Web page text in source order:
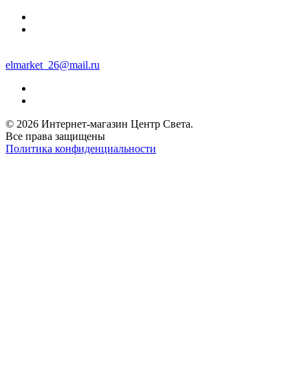
elmarket_26@mail.ru
© 2026 Интернет-магазин Центр Света.
Все права защищены
Политика конфиденциальности